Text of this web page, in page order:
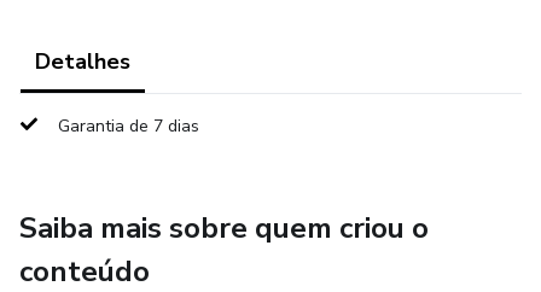
Detalhes
Garantia de 7 dias
Saiba mais sobre quem criou o
conteúdo